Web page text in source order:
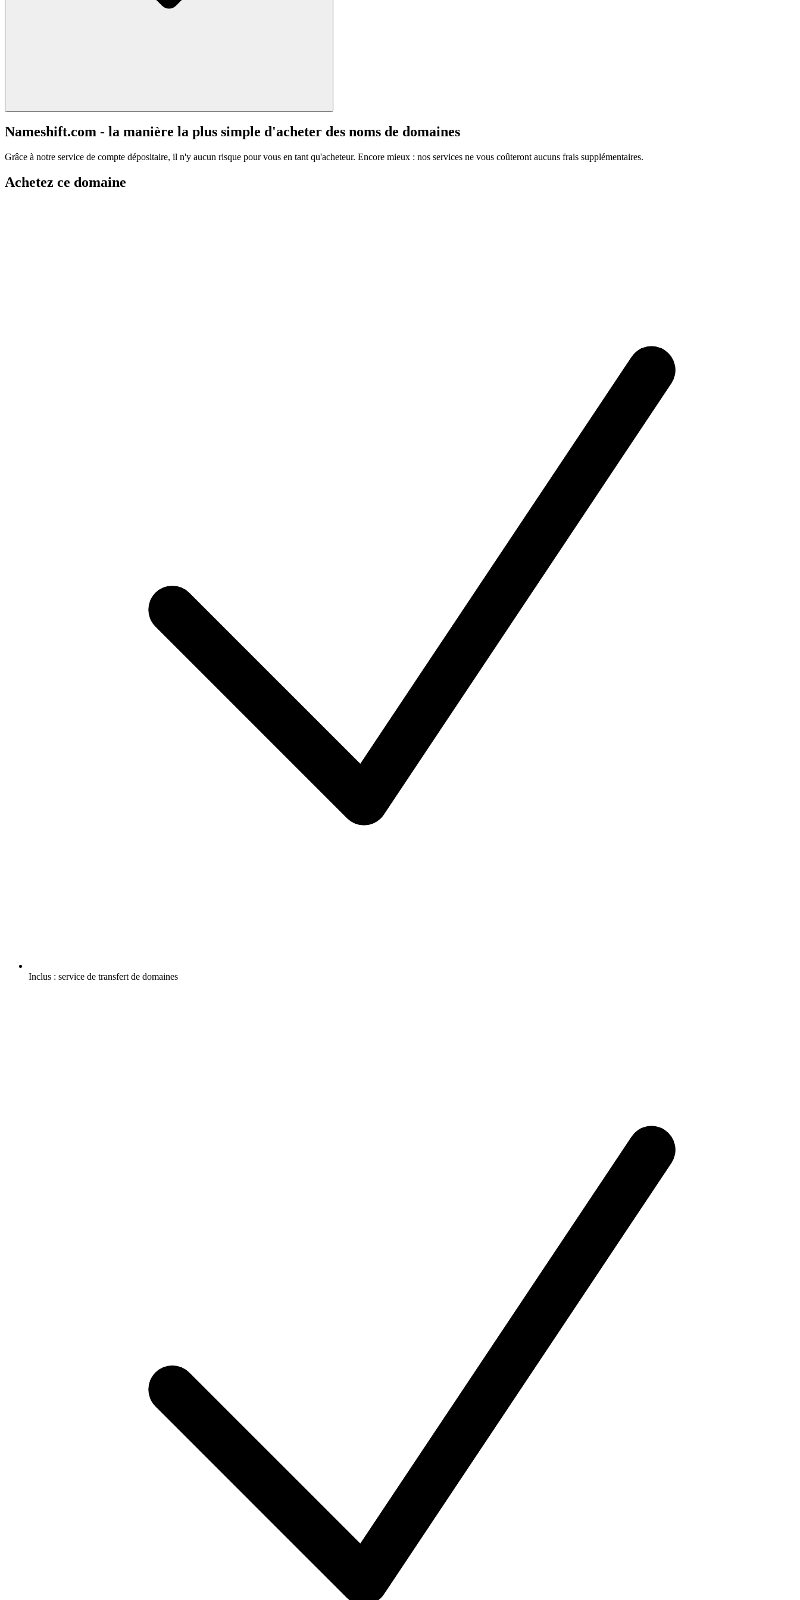
Nameshift.com - la manière la plus simple d'acheter des noms de domaines
Grâce à notre service de compte dépositaire, il n'y aucun risque pour vous en tant qu'acheteur. Encore mieux : nos services ne vous coûteront aucuns frais supplémentaires.
Achetez ce domaine
Inclus : service de transfert de domaines